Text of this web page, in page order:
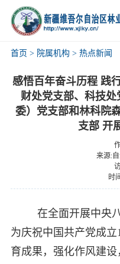
首页 > 院属机构> 热点新闻
感悟百年奋斗历程 践
财处党支部、科技
委）党支部和林科院
支部 开
来源:
时
在全面开展中央八
为庆祝中国共产党成
育成果，强化作风建